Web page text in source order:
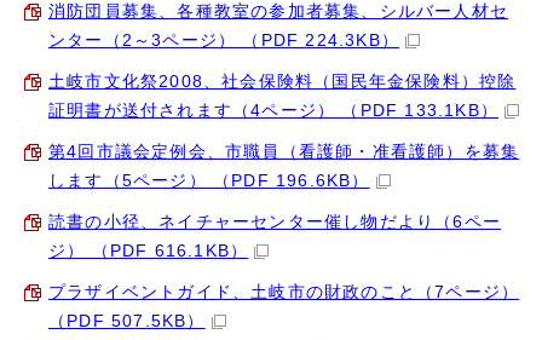
消防団員募集、各種教室の参加者募集、シルバー人材セ
ンター（2～3ページ） （PDF 224.3KB）
土岐市文化祭2008、社会保険料（国民年金保険料）控除
証明書が送付されます（4ページ） （PDF 133.1KB）
第4回市議会定例会、市職員（看護師・准看護師）を募集
します（5ページ） （PDF 196.6KB）
読書の小径、ネイチャーセンター催し物だより（6ペー
ジ） （PDF 616.1KB）
プラザイベントガイド、土岐市の財政のこと（7ページ）
（PDF 507.5KB）